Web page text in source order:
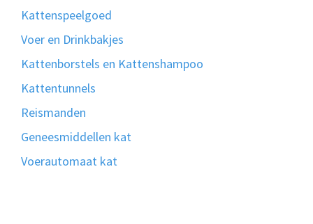
Kattenspeelgoed
Voer en Drinkbakjes
Kattenborstels en Kattenshampoo
Kattentunnels
Reismanden
Geneesmiddellen kat
Voerautomaat kat